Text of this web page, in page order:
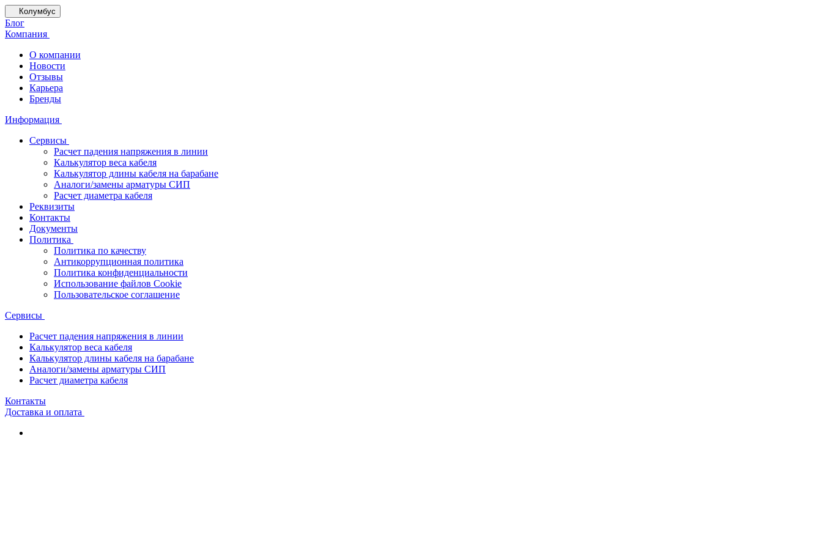
Колумбус
Блог
Компания
О компании
Новости
Отзывы
Карьера
Бренды
Информация
Сервисы
Расчет падения напряжения в линии
Калькулятор веса кабеля
Калькулятор длины кабеля на барабане
Аналоги/замены арматуры СИП
Расчет диаметра кабеля
Реквизиты
Контакты
Документы
Политика
Политика по качеству
Антикоррупционная политика
Политика конфиденциальности
Использование файлов Cookie
Пользовательское соглашение
Сервисы
Расчет падения напряжения в линии
Калькулятор веса кабеля
Калькулятор длины кабеля на барабане
Аналоги/замены арматуры СИП
Расчет диаметра кабеля
Контакты
Доставка и оплата